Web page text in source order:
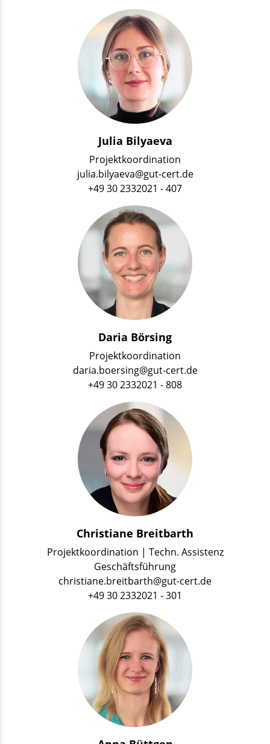
Julia Bilyaeva
Projektkoordination
julia.bilyaeva@gut-cert.de
+49 30 2332021 - 407
Daria Börsing
Projektkoordination
daria.boersing@gut-cert.de
+49 30 2332021 - 808
Christiane Breitbarth
Projektkoordination | Techn. Assistenz
Geschäftsführung
christiane.breitbarth@gut-cert.de
+49 30 2332021 - 301